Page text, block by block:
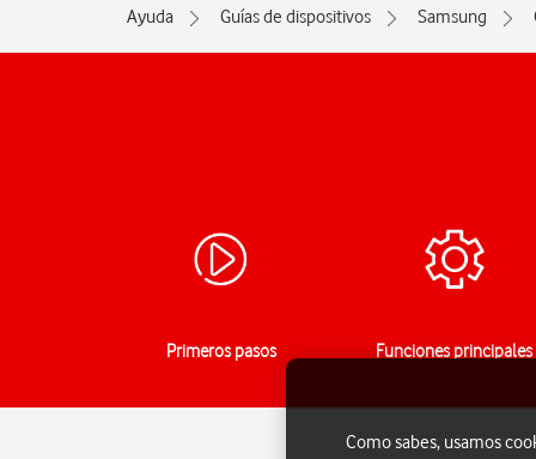
Ayuda Guías de dispositivos Samsung
Primeros pasos Funciones principales
Como sabes, usamos